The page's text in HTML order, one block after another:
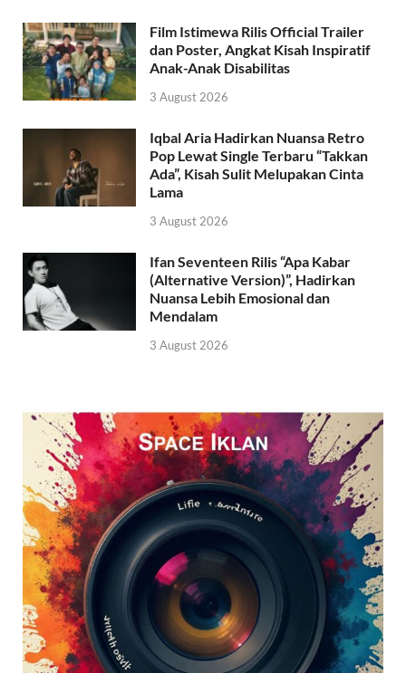
Film Istimewa Rilis Official Trailer
dan Poster, Angkat Kisah Inspiratif
Anak-Anak Disabilitas
3 August 2026
Iqbal Aria Hadirkan Nuansa Retro
Pop Lewat Single Terbaru “Takkan
Ada”, Kisah Sulit Melupakan Cinta
Lama
3 August 2026
Ifan Seventeen Rilis “Apa Kabar
(Alternative Version)”, Hadirkan
Nuansa Lebih Emosional dan
Mendalam
3 August 2026